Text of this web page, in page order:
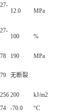
12.0 MPa
100 %
190
MPa
无断裂
200 kJ/m2
-70.0
°C